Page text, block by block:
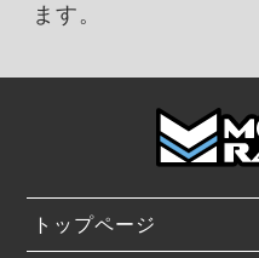
ます。
トップページ